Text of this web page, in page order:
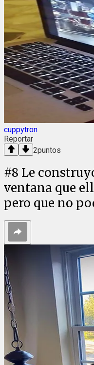
cuppytron
Reportar
2puntos
#8 Le
ventana que
pero que no